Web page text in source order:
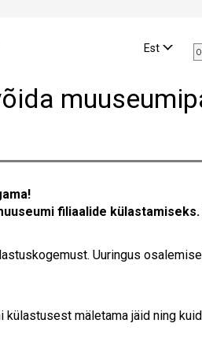
Est
filiaalide
Uuringus
külastusest mäletama jäid ning